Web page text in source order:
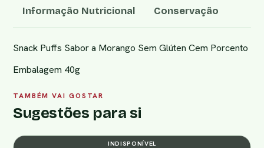
Informação Nutricional Conservação
Snack Puffs Sabor a Morango Sem Glúten Cem Porcento
Embalagem 40g
TAMBÉM VAI GOSTAR
Sugestões para si
INDISPONÍVEL